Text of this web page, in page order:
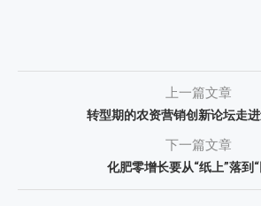
上一篇文章
转型期的农资营销创新论坛走
下一篇文章
化肥零增长要从“纸上”落到“